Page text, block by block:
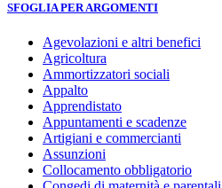
SFOGLIA PER ARGOMENTI
Agevolazioni e altri benefici
Agricoltura
Ammortizzatori sociali
Appalto
Apprendistato
Appuntamenti e scadenze
Artigiani e commercianti
Assunzioni
Collocamento obbligatorio